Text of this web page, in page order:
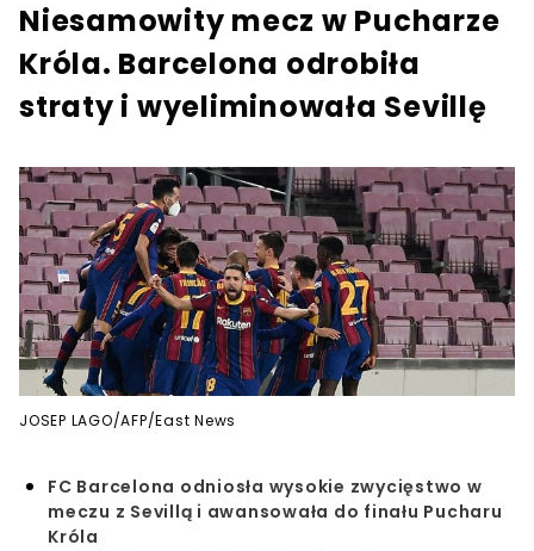
Niesamowity mecz w Pucharze
Króla. Barcelona odrobiła
straty i wyeliminowała Sevillę
JOSEP LAGO/AFP/East News
FC Barcelona odniosła wysokie zwycięstwo w
meczu z Sevillą i awansowała do finału Pucharu
Króla